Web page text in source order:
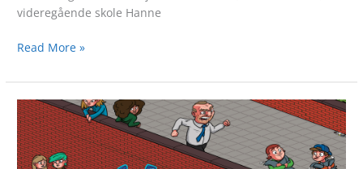
videregående skole Hanne
Read More »
Hvem
har
skylda
når